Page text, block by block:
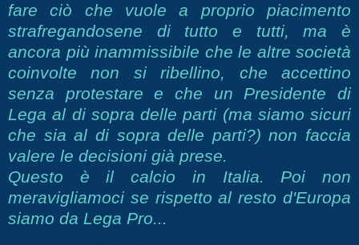
fare ciò che vuole a proprio piacimento
strafregandosene di tutto e tutti, ma è
ancora più inammissibile che le altre società
coinvolte non si ribellino, che accettino
senza protestare e che un Presidente di
Lega al di sopra delle parti (ma siamo sicuri
che sia al di sopra delle parti?) non faccia
valere le decisioni già prese.
Questo è il calcio in Italia. Poi non
meravigliamoci se rispetto al resto d'Europa
siamo da Lega Pro...